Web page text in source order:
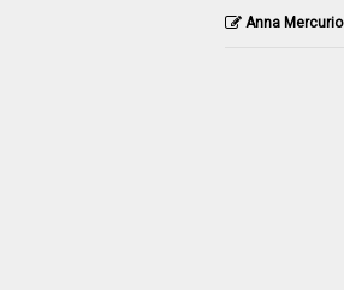
Anna Mercurio